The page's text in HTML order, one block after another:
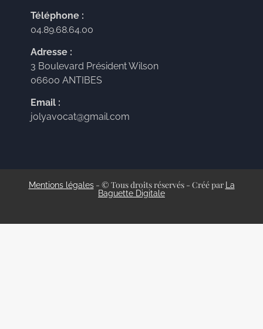
Téléphone :
04.89.68.64.00
Adresse :
3 Boulevard Président Wilson
06600 ANTIBES
Email :
jolyavocat@gmail.com
Mentions légales- © Tous droits réservés - Créé par
La
Baguette Digitale